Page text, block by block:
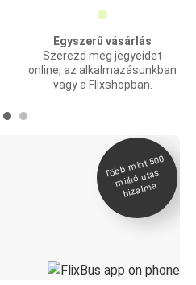
Egyszerű vásárlás
Szerezd meg jegyeidet
online, az alkalmazásunkban
vagy a Flixshopban.
Több
mint 500
millió utas
bizal
ma